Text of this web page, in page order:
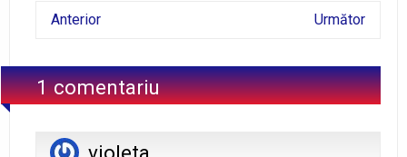
Anterior Următor
1 comentariu